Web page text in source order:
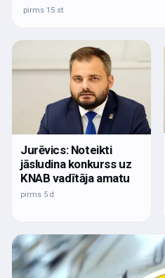
pirms 15 st
Jurēvics: Noteikti
jāsludina konkurss uz
KNAB vadītāja amatu
pirms 5 d